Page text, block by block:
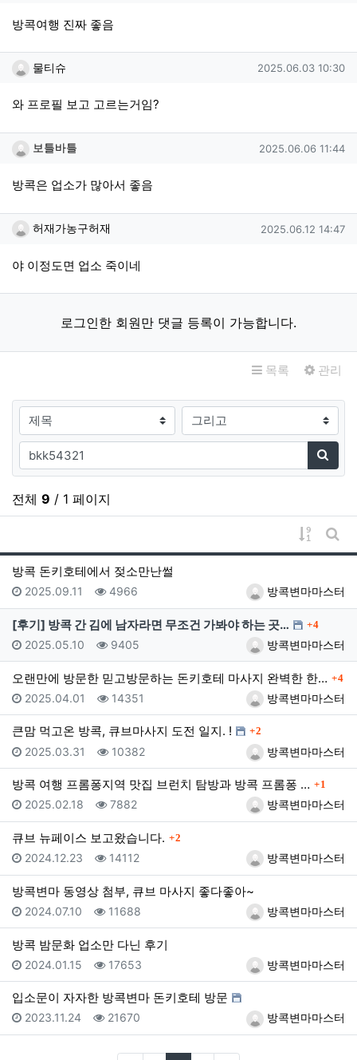
방콕여행 진짜 좋음
물티슈님의 댓글
물티슈 작성일
2025.06.03 10:30
와 프로필 보고 고르는거임?
보틀바틀님의 댓글
보틀바틀 작성일
2025.06.06 11:44
방콕은 업소가 많아서 좋음
허재가농구허재님의 댓글
허재가농구허재 작성일
2025.06.12 14:47
야 이정도면 업소 죽이네
로그인한 회원만 댓글 등록이 가능합니다.
목록 관리
검색대상
검색어
검색
전체 9 / 1 페이지
게시물
게
방콕 돈키호테에서 젖소만난썰
등록자방콕변마마스터
등록일
2025.09.11 조회
4966
[후기] 방콕 간 김에 남자라면 무조건 가봐야 하는 곳… 댓글
4
등록자방콕변마마스터
등록일
2025.05.10 조회
9405
오랜만에 방문한 믿고방문하는 돈키호테 마사지 완벽한 한… 댓글
4
등록자방콕변마마스터
등록일
2025.04.01 조회
14351
큰맘 먹고온 방콕, 큐브마사지 도전 일지. ! 댓글
2
등록자방콕변마마스터
등록일
2025.03.31 조회
10382
방콕 여행 프롬퐁지역 맛집 브런치 탐방과 방콕 프롬퐁 … 댓글
1
등록자방콕변마마스터
등록일
2025.02.18 조회
7882
큐브 뉴페이스 보고왔습니다. 댓글
2
등록자방콕변마마스터
등록일
2024.12.23 조회
14112
방콕변마 동영상 첨부, 큐브 마사지 좋다좋아~
등록자방콕변마마스터
등록일
2024.07.10 조회
11688
방콕 밤문화 업소만 다닌 후기
등록자방콕변마마스터
등록일
2024.01.15 조회
17653
입소문이 자자한 방콕변마 돈키호테 방문
등록자방콕변마마스터
등록일
2023.11.24 조회
21670